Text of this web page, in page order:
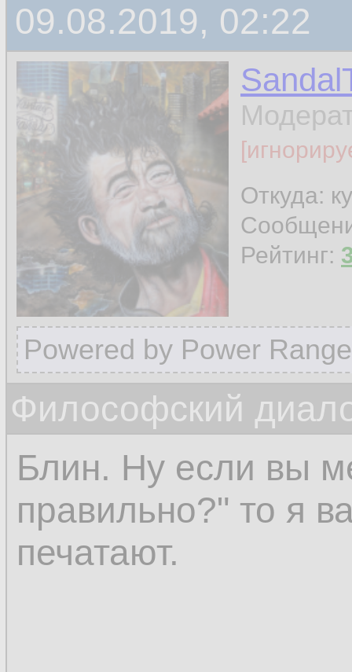
09.08.2019, 02:22
Откуда:
Рейтинг:
Powered by Power
Философский
Блин. Ну если вы
правильно?" то я
печатают.